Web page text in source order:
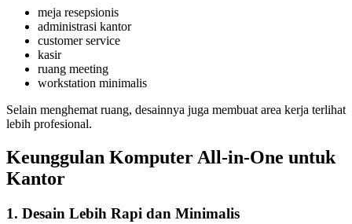
meja resepsionis
administrasi kantor
customer service
kasir
ruang meeting
workstation minimalis
Selain menghemat ruang, desainnya juga membuat area kerja terlihat
lebih profesional.
Keunggulan Komputer All-in-One untuk
Kantor
1. Desain Lebih Rapi dan Minimalis